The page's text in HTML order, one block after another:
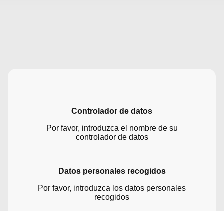
Controlador de datos
Por favor, introduzca el nombre de su
controlador de datos
Datos personales recogidos
Por favor, introduzca los datos personales
recogidos